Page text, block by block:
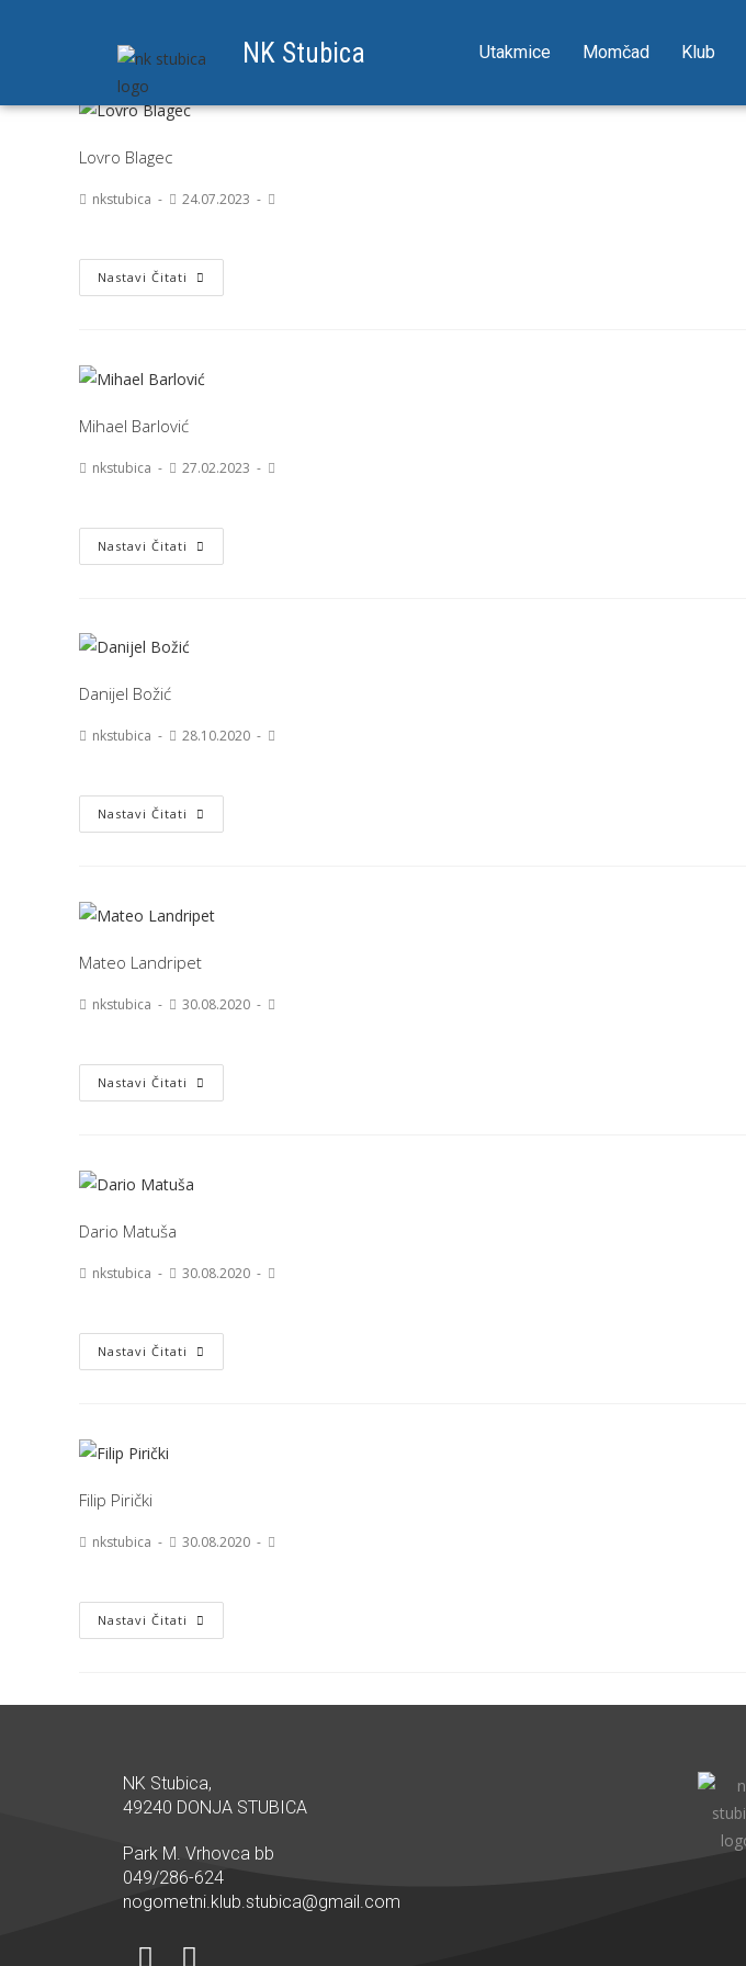
NK Stubica Utakmice Momčad Klub
Lovro Blagec
nkstubica 24.07.2023
Nastavi Čitati
Mihael Barlović
nkstubica 27.02.2023
Nastavi Čitati
Danijel Božić
nkstubica 28.10.2020
Nastavi Čitati
Mateo Landripet
nkstubica 30.08.2020
Nastavi Čitati
Dario Matuša
nkstubica 30.08.2020
Nastavi Čitati
Filip Pirički
nkstubica 30.08.2020
Nastavi Čitati
NK Stubica,
49240 DONJA STUBICA
Park M. Vrhovca bb
049/286-624
nogometni.klub.stubica@gmail.com